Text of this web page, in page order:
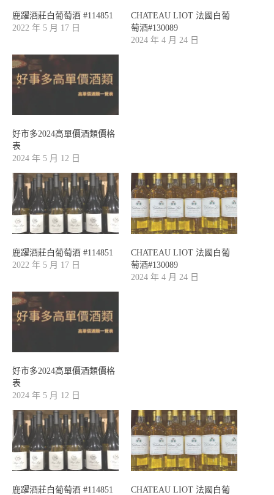
鹿躍酒莊白葡萄酒 #114851
2022 年 5 月 17 日
CHATEAU LIOT 法國白葡
萄酒#130089
2024 年 4 月 24 日
好市多2024高單價酒類價格
表
2024 年 5 月 12 日
鹿躍酒莊白葡萄酒 #114851
2022 年 5 月 17 日
CHATEAU LIOT 法國白葡
萄酒#130089
2024 年 4 月 24 日
好市多2024高單價酒類價格
表
2024 年 5 月 12 日
鹿躍酒莊白葡萄酒 #114851
CHATEAU LIOT 法國白葡